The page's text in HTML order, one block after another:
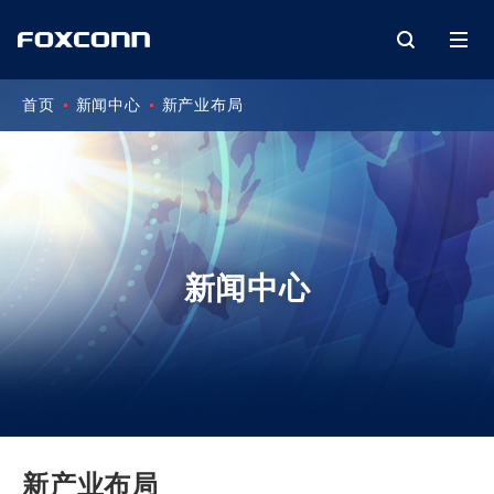
新闻中心
首页 新闻中心 新产业布局
新产业布局